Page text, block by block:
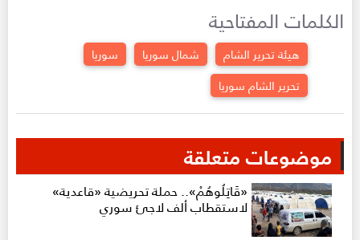
الكلمات المفتاحية
هيئة تحرير الشام شمال سوريا
سوريا
تحرير الشام سوريا
موضوعات متعلقة
«قَاتِلُوهُمْ».. حملة تحريضية «قاعدية»
لاستقطاب ألف لاجئ سوري